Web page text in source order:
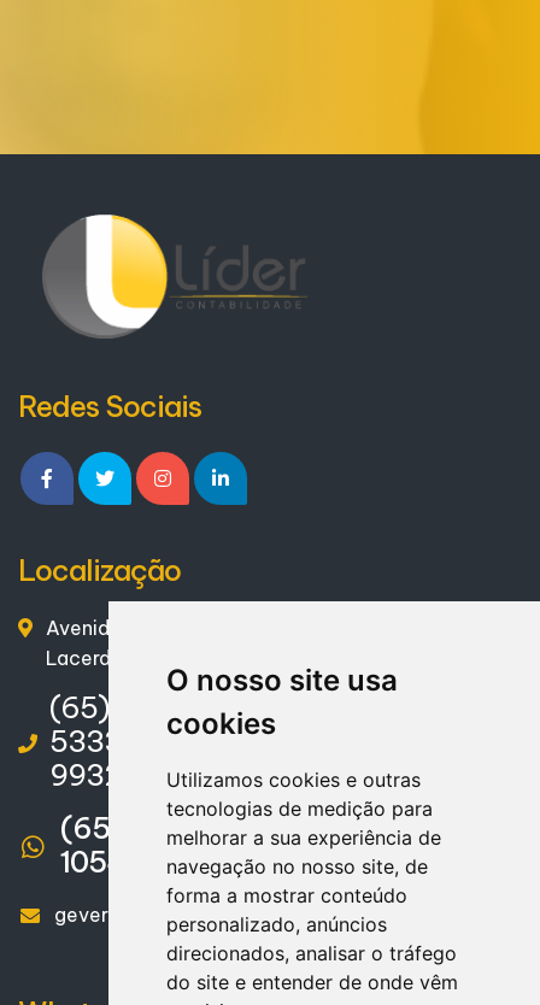
O nosso site usa
cookies
Utilizamos cookies e outras
tecnologias de medição para
melhorar a sua experiência de
navegação no nosso site, de
forma a mostrar conteúdo
personalizado, anúncios
direcionados, analisar o tráfego
do site e entender de onde vêm
Redes Sociais
Localização
Avenida Bom Jesus, 1578 – Centro – Pontes e
Lacerda / MT – CEP. 78250-000
(65) 3266-9300 | (65) 99227-
5333 / (65) 99227-5339 / (65)
99326-341
(65) 3266-9300 | (65)99628-
1054
geverson@lidercontabil-mt.com.br